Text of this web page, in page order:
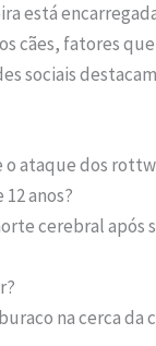
está
cães, fatores
sociais
ataque dos
anos?
cerebral após
na cerca da